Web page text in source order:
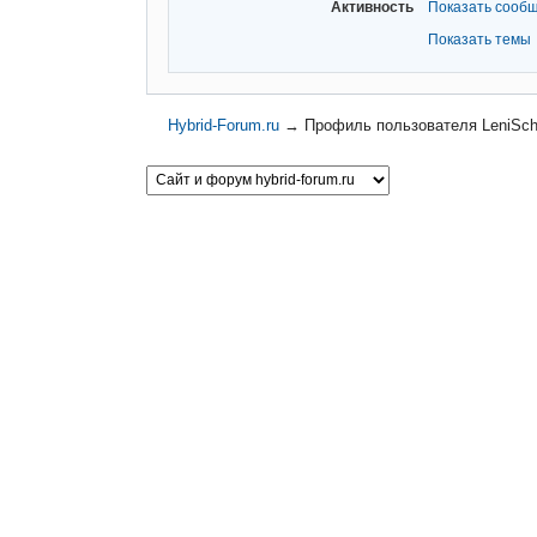
Активность
Показать
Показать темы
Hybrid-Forum.ru → Профиль пользователя